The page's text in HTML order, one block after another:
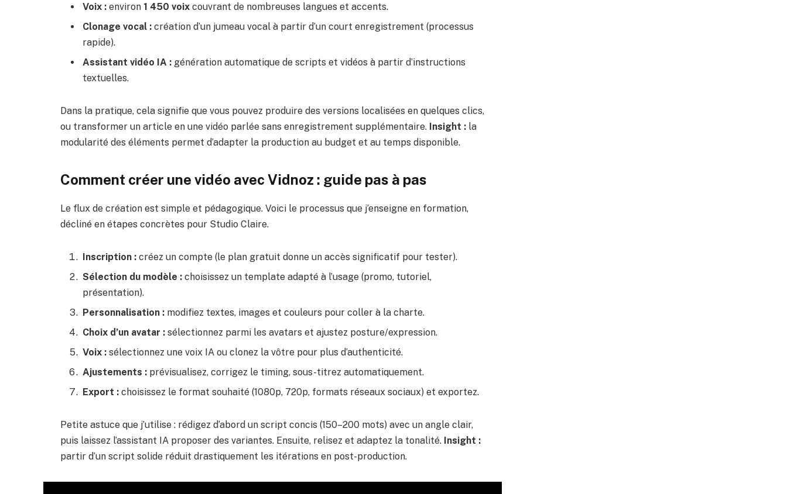
Voix : environ 1 450 voix couvrant de nombreuses langues et accents.
Clonage vocal : création d’un jumeau vocal à partir d’un court enregistrement (processus
rapide).
Assistant vidéo IA : génération automatique de scripts et vidéos à partir d’instructions
textuelles.
Dans la pratique, cela signifie que vous pouvez produire des versions localisées en quelques clics,
ou transformer un article en une vidéo parlée sans enregistrement supplémentaire. Insight : la
modularité des éléments permet d’adapter la production au budget et au temps disponible.
Comment créer une vidéo avec Vidnoz : guide pas à pas
Le flux de création est simple et pédagogique. Voici le processus que j’enseigne en formation,
décliné en étapes concrètes pour Studio Claire.
Inscription : créez un compte (le plan gratuit donne un accès significatif pour tester).
Sélection du modèle : choisissez un template adapté à l’usage (promo, tutoriel,
présentation).
Personnalisation : modifiez textes, images et couleurs pour coller à la charte.
Choix d’un avatar : sélectionnez parmi les avatars et ajustez posture/expression.
Voix : sélectionnez une voix IA ou clonez la vôtre pour plus d’authenticité.
Ajustements : prévisualisez, corrigez le timing, sous-titrez automatiquement.
Export : choisissez le format souhaité (1080p, 720p, formats réseaux sociaux) et exportez.
Petite astuce que j’utilise : rédigez d’abord un script concis (150–200 mots) avec un angle clair,
puis laissez l’assistant IA proposer des variantes. Ensuite, relisez et adaptez la tonalité. Insight :
partir d’un script solide réduit drastiquement les itérations en post-production.